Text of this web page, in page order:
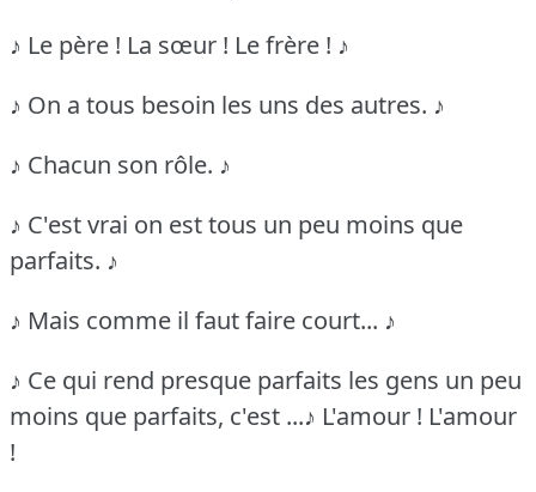
♪ Le père ! La sœur ! Le frère ! ♪
♪ On a tous besoin les uns des autres. ♪
♪ Chacun son rôle. ♪
♪ C'est vrai on est tous un peu moins que
parfaits. ♪
♪ Mais comme il faut faire court... ♪
♪ Ce qui rend presque parfaits les gens un peu
moins que parfaits, c'est ...♪ L'amour ! L'amour
!